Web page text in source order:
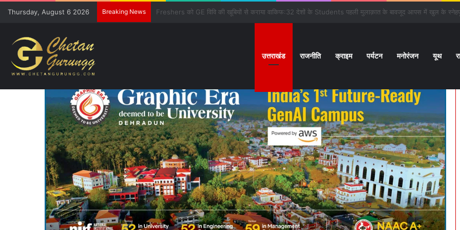
Thursday, August 6 2026 Breaking News CM की गुजारिश-रेल मंत्री की सौगात:बनबसा रेलवे स्टेशन पर रुकेगी अछनेरा-टनकपुर Express
उत्तराखंड राजनीति क्राइम पर्यटन मनोरंजन यूथ